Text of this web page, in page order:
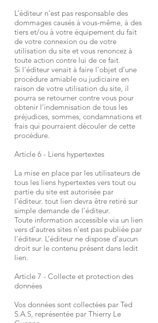
L’éditeur n’est pas responsable des
dommages causés à vous-même, à des
tiers et/ou à votre équipement du fait
de votre connexion ou de votre
utilisation du site et vous renoncez à
toute action contre lui de ce fait.
Si l’éditeur venait à faire l’objet d’une
procédure amiable ou judiciaire en
raison de votre utilisation du site, il
pourra se retourner contre vous pour
obtenir l’indemnisation de tous les
préjudices, sommes, condamnations et
frais qui pourraient découler de cette
procédure.
Article 6 - Liens hypertextes
La mise en place par les utilisateurs de
tous les liens hypertextes vers tout ou
partie du site est autorisée par
l’éditeur. tout lien devra être retiré sur
simple demande de l’éditeur.
Toute information accessible via un lien
vers d’autres sites n’est pas publiée par
l’éditeur. L’éditeur ne dispose d’aucun
droit sur le contenu présent dans ledit
lien.
Article 7 - Collecte et protection des
données
Vos données sont collectées par Ted
S.A.S, représentée par Thierry Le